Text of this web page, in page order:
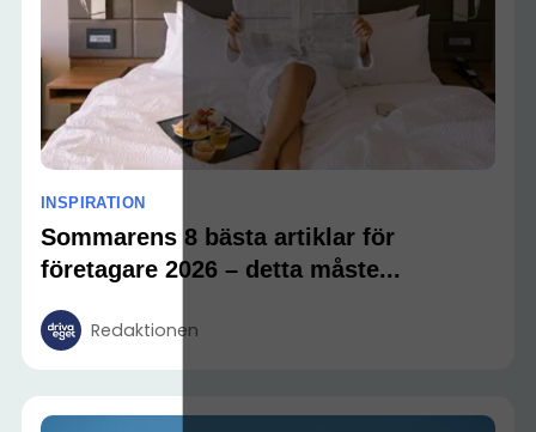
INSPIRATION
Sommarens 8 bästa artiklar för
företagare 2026 – detta måste...
Redaktionen